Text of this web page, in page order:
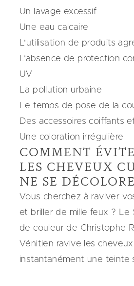
Un lavage excessif
Une eau calcaire
L'utilisation de produits
L'absence de protection
UV
La pollution urbaine
Le temps de pose de la
Des accessoires coiffants
Une coloration irrégulière
COMMENT
LES CHEVEUX
NE SE
Vous cherchez à raviver
et briller de mille feux ? Le
de couleur de Christophe
Vénitien ravive les
instantanément une teinte